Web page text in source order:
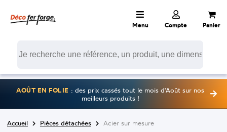
Menu Compte Panier
AOÛT EN FOLIE : des prix cassés tout le mois d'Août sur nos
meilleurs produits !
Accueil Pièces détachées Acier sur mesure